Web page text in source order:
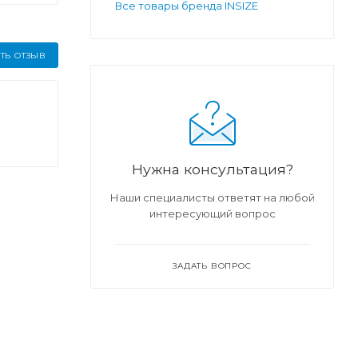
ОТЗЫВ
Все товары бренда INSIZE
Нужна консультация?
Наши специалисты ответят на любой
интересующий вопрос
ЗАДАТЬ ВОПРОС